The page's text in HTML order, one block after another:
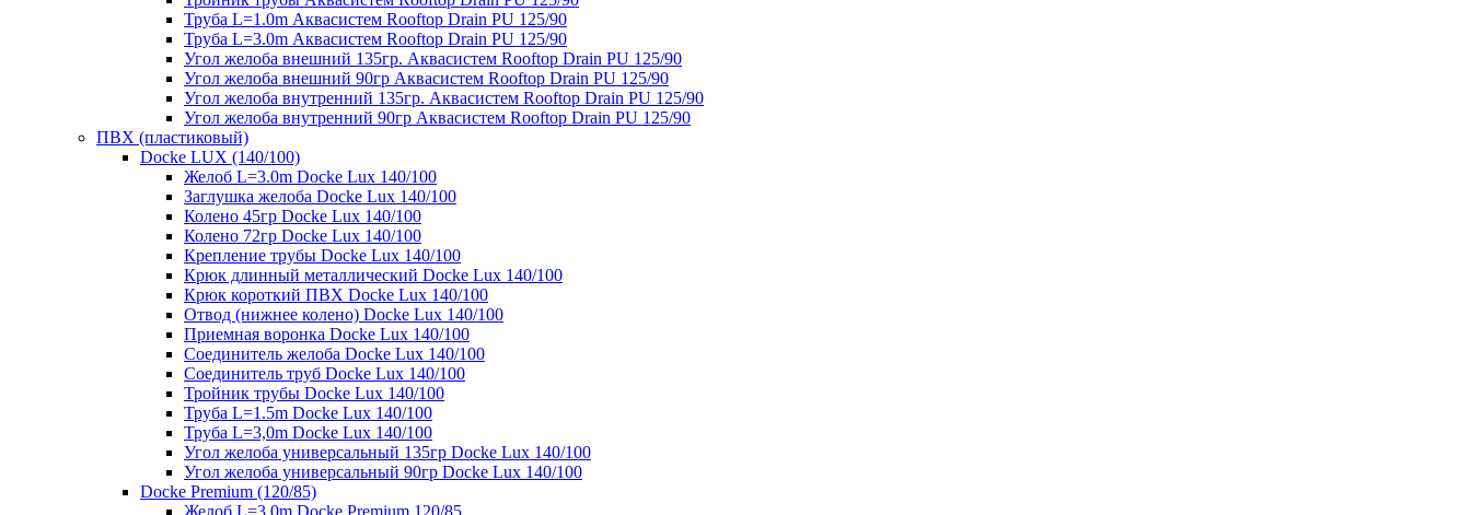
Труба L=1.0m Аквасистем Rooftop Drain PU 125/90
Труба L=3.0m Аквасистем Rooftop Drain PU 125/90
Угол желоба внешний 135гр. Аквасистем Rooftop Drain PU 125/90
Угол желоба внешний 90гр Аквасистем Rooftop Drain PU 125/90
Угол желоба внутренний 135гр. Аквасистем Rooftop Drain PU 125/90
Угол желоба внутренний 90гр Аквасистем Rooftop Drain PU 125/90
ПВХ (пластиковый)
Docke LUX (140/100)
Желоб L=3.0m Docke Lux 140/100
Заглушка желоба Docke Lux 140/100
Колено 45гр Docke Lux 140/100
Колено 72гр Docke Lux 140/100
Крепление трубы Docke Lux 140/100
Крюк длинный металлический Docke Lux 140/100
Крюк короткий ПВХ Docke Lux 140/100
Отвод (нижнее колено) Docke Lux 140/100
Приемная воронка Docke Lux 140/100
Соединитель желоба Docke Lux 140/100
Соединитель труб Docke Lux 140/100
Тройник трубы Docke Lux 140/100
Труба L=1.5m Docke Lux 140/100
Труба L=3,0m Docke Lux 140/100
Угол желоба универсальный 135гр Docke Lux 140/100
Угол желоба универсальный 90гр Docke Lux 140/100
Docke Premium (120/85)
Желоб L=3.0m Docke Premium 120/85